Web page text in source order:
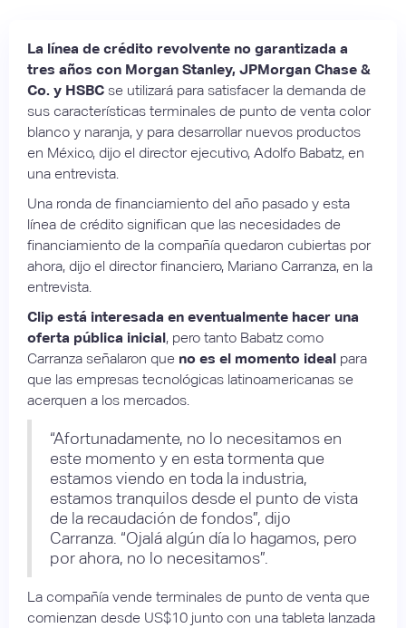
La línea de crédito revolvente no garantizada a
tres años con Morgan Stanley, JPMorgan Chase &
Co. y HSBC se utilizará para satisfacer la demanda de
sus características terminales de punto de venta color
blanco y naranja, y para desarrollar nuevos productos
en México, dijo el director ejecutivo, Adolfo Babatz, en
una entrevista.
Una ronda de financiamiento del año pasado y esta
línea de crédito significan que las necesidades de
financiamiento de la compañía quedaron cubiertas por
ahora, dijo el director financiero, Mariano Carranza, en la
entrevista.
Clip está interesada en eventualmente hacer una
oferta pública inicial, pero tanto Babatz como
Carranza señalaron que no es el momento ideal para
que las empresas tecnológicas latinoamericanas se
acerquen a los mercados.
“Afortunadamente, no lo necesitamos en
este momento y en esta tormenta que
estamos viendo en toda la industria,
estamos tranquilos desde el punto de vista
de la recaudación de fondos”, dijo
Carranza. “Ojalá algún día lo hagamos, pero
por ahora, no lo necesitamos”.
La compañía vende terminales de punto de venta que
comienzan desde US$10 junto con una tableta lanzada